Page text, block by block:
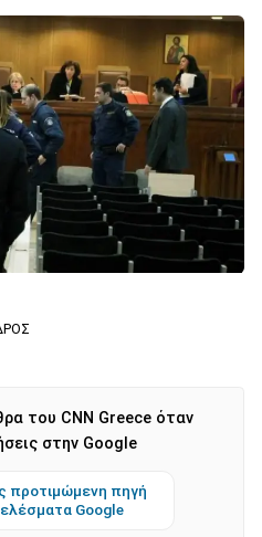
του CNN Greece όταν
στην Google
προτιμώμενη πηγή
Google